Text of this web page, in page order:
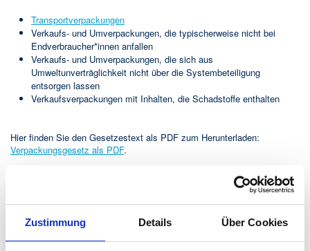
Zustimmung Details Über Cookies
Transportverpackungen
Verkaufs- und Umverpackungen, die typischerweise nicht bei
Endverbraucher*innen anfallen
Verkaufs- und Umverpackungen, die sich aus
Umweltunverträglichkeit nicht über die Systembeteiligung
entsorgen lassen
Verkaufsverpackungen mit Inhalten, die Schadstoffe enthalten
Hier finden Sie den Gesetzestext als PDF zum Herunterladen:
Verpackungsgesetz als PDF.
Rücknahmepflicht für Unternehmen, die
Transportverpackungen und andere
gewerblich anfallende Verpackungen in